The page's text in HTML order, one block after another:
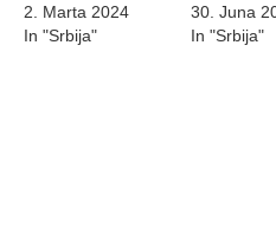
2. Marta 2024
In "Srbija"
30. Juna
In "Srbija"